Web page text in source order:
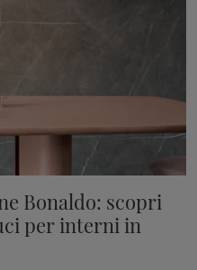
Bonaldo: scopri
per interni in